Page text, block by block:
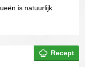
is natuurlijk
Recept